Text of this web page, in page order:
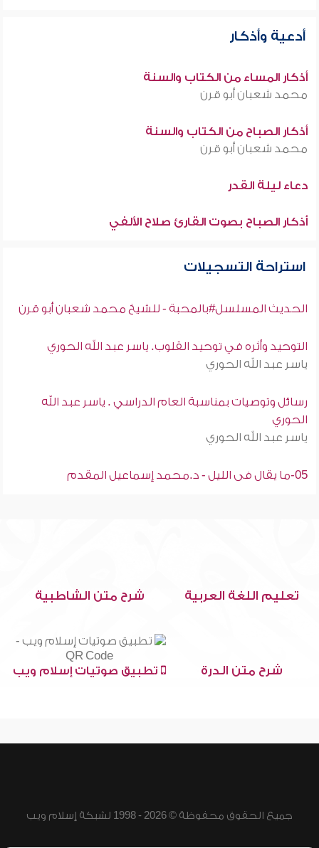
أدعية وأذكار
أذكار المساء من الكتاب والسنة
محمد شعبان أبو قرن
أذكار الصباح من الكتاب والسنة
محمد شعبان أبو قرن
دعاء ليلة القدر
أذكار الصباح بصوت القارئ صلاح الألفي
استراحة التسجيلات
الحديث المسلسل#بالمحبة - للشيخ محمد شعبان أبو قرن
التوحيد وأثره في توحيد القلوب. ياسر عبد الله الحوري
ياسر عبد الله الحوري
رسائل وتوصيات بمناسبة العام الدراسي . ياسر عبد الله
الحوري
ياسر عبد الله الحوري
05-ما يقال فى الليل - د.محمد إسماعيل المقدم
تعليم اللغة العربية شرح متن الشاطبية
شرح متن الدرة تطبيق صوتيات إسلام ويب
جميع الحقوق محفوظة © 2026 - 1998 لشبكة إسلام ويب